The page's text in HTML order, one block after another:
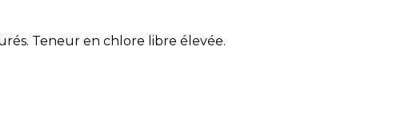
Teneur en chlore libre élevée.